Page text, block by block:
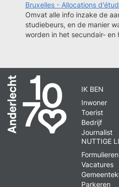
Bruxelles - Allocations
Omvat alle info inzake de
studiebeurs, en de manier
worden in het secundair- en
IK BEN
Inwoner
Toerist
Bedrijf
Journalist
NUTTIGE
Formulieren
Vacatures
Parkeren